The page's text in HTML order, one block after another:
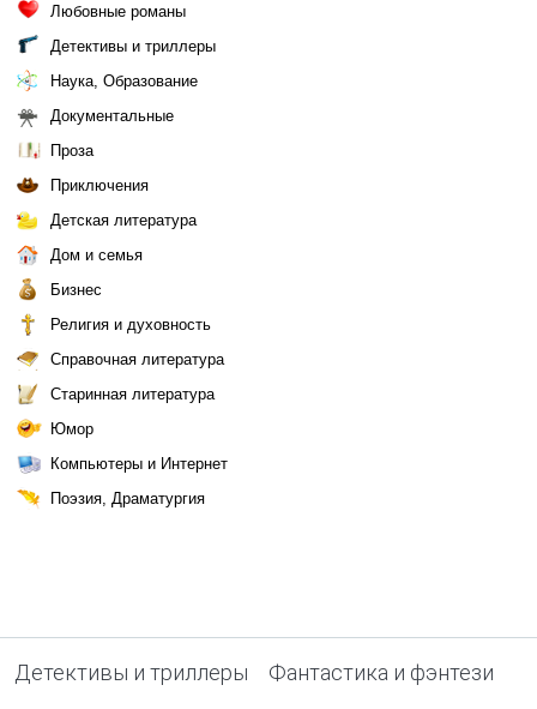
Любовные романы
Детективы и триллеры
Наука, Образование
Документальные
Проза
Приключения
Детская литература
Дом и семья
Бизнес
Религия и духовность
Справочная литература
Старинная литература
Юмор
Компьютеры и Интернет
Поэзия, Драматургия
Детективы и триллеры Фантастика и фэнтези